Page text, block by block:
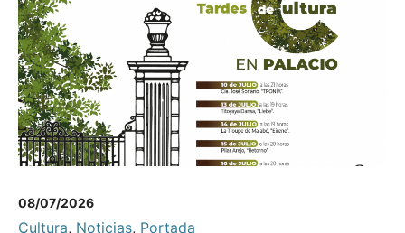
08/07/2026
Cultura, Noticias, Portada